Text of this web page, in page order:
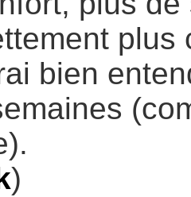
plus
bien
)